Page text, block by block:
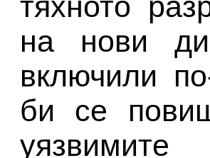
на нови
включили
би се
уязвимите